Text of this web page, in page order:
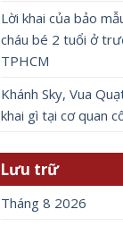
Lời khai của bảo
cháu bé 2 tuổi ở
TPHCM
Khánh Sky, Vua
khai gì tại cơ quan
Lưu trữ
Tháng 8 2026